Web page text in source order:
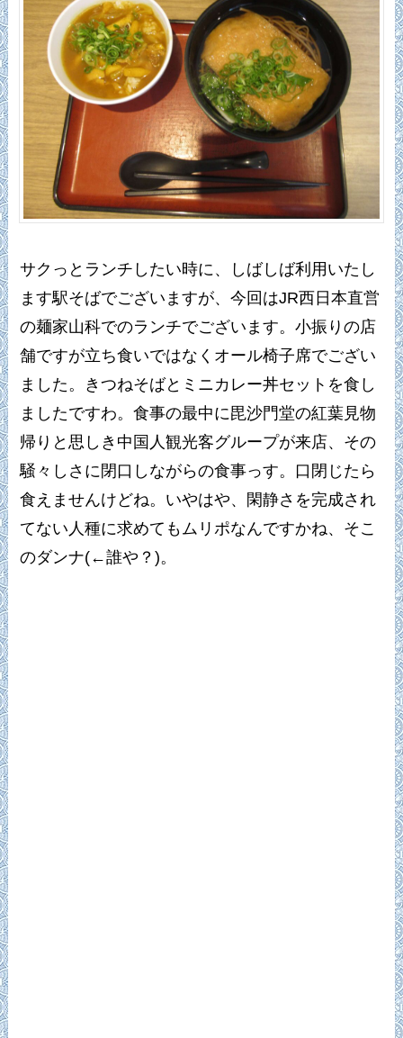
サクっとランチしたい時に、しばしば利用いたし
ます駅そばでございますが、今回はJR西日本直営
の麺家山科でのランチでございます。小振りの店
舗ですが立ち食いではなくオール椅子席でござい
ました。きつねそばとミニカレー丼セットを食し
ましたですわ。食事の最中に毘沙門堂の紅葉見物
帰りと思しき中国人観光客グループが来店、その
騒々しさに閉口しながらの食事っす。口閉じたら
食えませんけどね。いやはや、閑静さを完成され
てない人種に求めてもムリポなんですかね、そこ
のダンナ(←誰や？)。